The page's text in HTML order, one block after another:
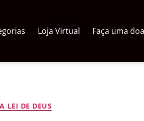
Loja Virtual Faça uma
LEI DE DEUS